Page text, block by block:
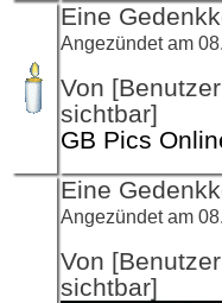
Eine
Angezündet am
Von
sichtbar]
GB Pics
Eine
Angezündet am
Von
sichtbar]